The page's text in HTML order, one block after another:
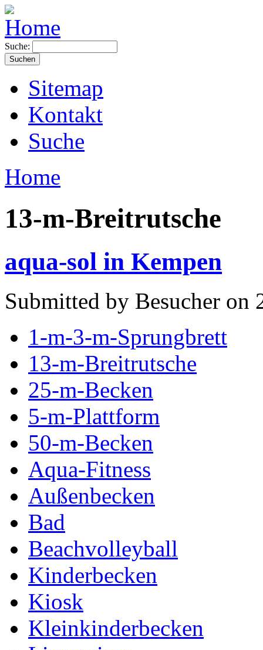
Suche:
Sitemap
Kontakt
Suche
Home
13-m-Breitrutsche
aqua-sol in Kempen
Submitted by Besucher on
1-m-3-m-Sprungbrett
13-m-Breitrutsche
25-m-Becken
5-m-Plattform
50-m-Becken
Aqua-Fitness
Außenbecken
Bad
Beachvolleyball
Kinderbecken
Kiosk
Kleinkinderbecken